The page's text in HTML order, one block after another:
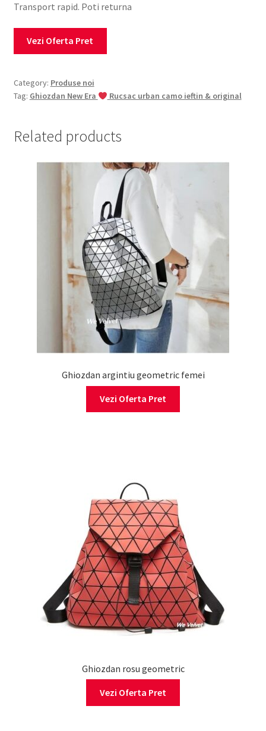
Transport rapid. Poti returna
Vezi Oferta Pret
Category: Produse noi
Tag: Ghiozdan New Era Rucsac urban camo ieftin & original
Related products
Ghiozdan argintiu geometric femei
Vezi Oferta Pret
Ghiozdan rosu geometric
Vezi Oferta Pret